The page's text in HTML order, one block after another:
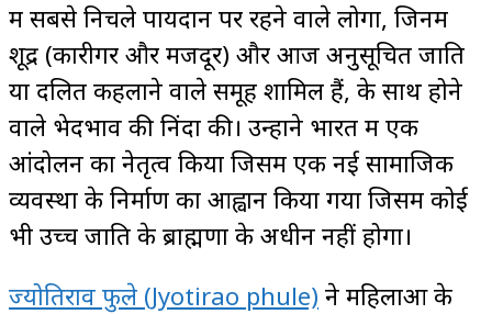
में सबसे निचले पायदान पर रहने वाले लोगों, जिनमें
शूद्र (कारीगर और मजदूर) और आज अनुसूचित जाति
या दलित कहलाने वाले समूह शामिल हैं, के साथ होने
वाले भेदभाव की निंदा की। उन्होंने भारत में एक
आंदोलन का नेतृत्व किया जिसमें एक नई सामाजिक
व्यवस्था के निर्माण का आह्वान किया गया जिसमें कोई
भी उच्च जाति के ब्राह्मणों के अधीन नहीं होगा।
ज्योतिराव फुले (Jyotirao phule) ने महिलाओं के